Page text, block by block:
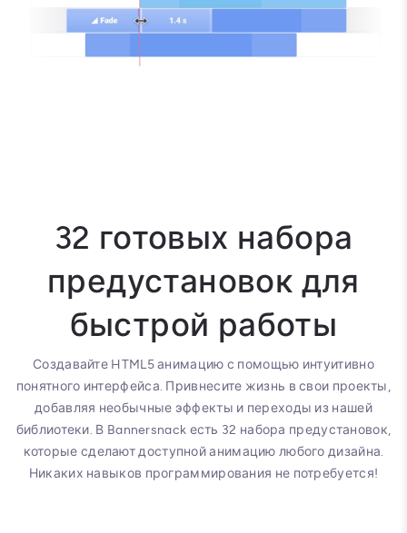
32 готовых набора
предустановок для
быстрой работы
Создавайте HTML5 анимацию с помощью интуитивно
понятного интерфейса. Привнесите жизнь в свои проекты,
добавляя необычные эффекты и переходы из нашей
библиотеки. В Bannersnack есть 32 набора предустановок,
которые сделают доступной анимацию любого дизайна.
Никаких навыков программирования не потребуется!